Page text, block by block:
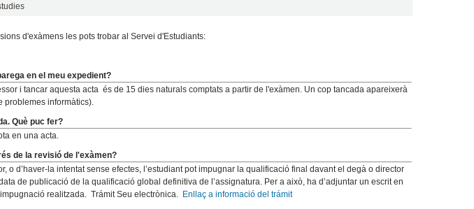
d'exàmens les pots trobar al Servei d'Estudiants:
en el meu expedient?
i tancar aquesta acta és de 15 dies naturals comptats a partir de l'exàmen. Un cop tancada apareixerà
informàtics).
Què puc fer?
en una acta.
de la revisió de l'exàmen?
o d’haver-la intentat sense efectes, l’estudiant pot impugnar la qualificació final davant el degà o director
de publicació de la qualificació global definitiva de l’assignatura. Per a això, ha d’adjuntar un escrit en
realitzada. Trámit Seu electrònica. Enllaç a informació del trámit